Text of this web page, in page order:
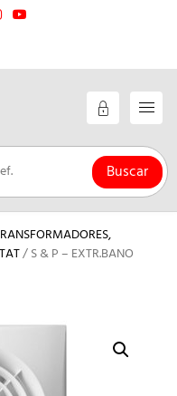
Buscar
/ S & P – EXTR.BANO